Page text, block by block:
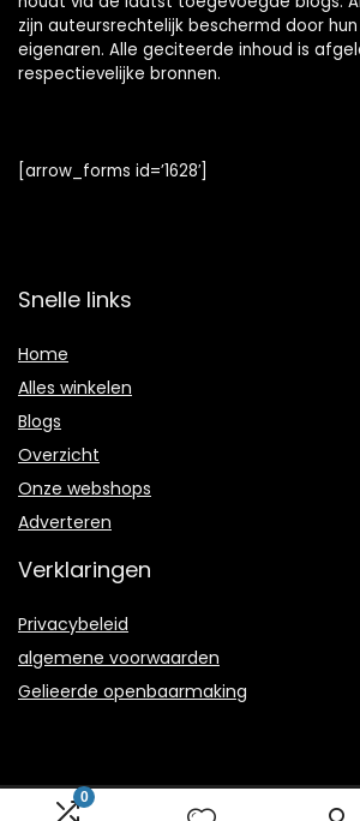
0
zijn auteursrechtelijk beschermd door
eigenaren. Alle geciteerde inhoud is
respectievelijke bronnen.
[arrow_forms id=’1628′]
Snelle links
Home
Alles winkelen
Blogs
Overzicht
Onze webshops
Adverteren
Verklaringen
Privacybeleid
algemene voorwaarden
Gelieerde openbaarmaking